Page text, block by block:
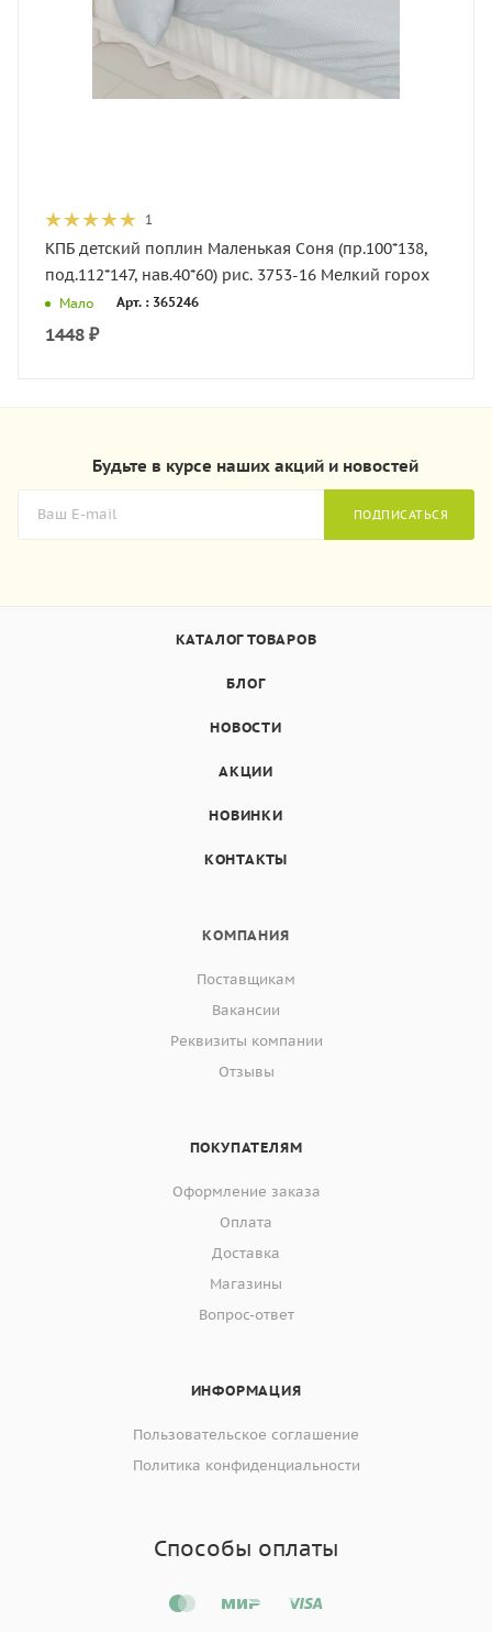
1
КПБ детский поплин Маленькая Соня (пр.100*138,
под.112*147, нав.40*60) рис. 3753-16 Мелкий горох
Мало Арт. : 365246
1448 ₽
Будьте в курсе наших акций и новостей
ПОДПИСАТЬСЯ
КАТАЛОГ ТОВАРОВ
БЛОГ
НОВОСТИ
АКЦИИ
НОВИНКИ
КОНТАКТЫ
КОМПАНИЯ
Поставщикам
Вакансии
Реквизиты компании
Отзывы
ПОКУПАТЕЛЯМ
Оформление заказа
Оплата
Доставка
Магазины
Вопрос-ответ
ИНФОРМАЦИЯ
Пользовательское соглашение
Политика конфиденциальности
Способы оплаты